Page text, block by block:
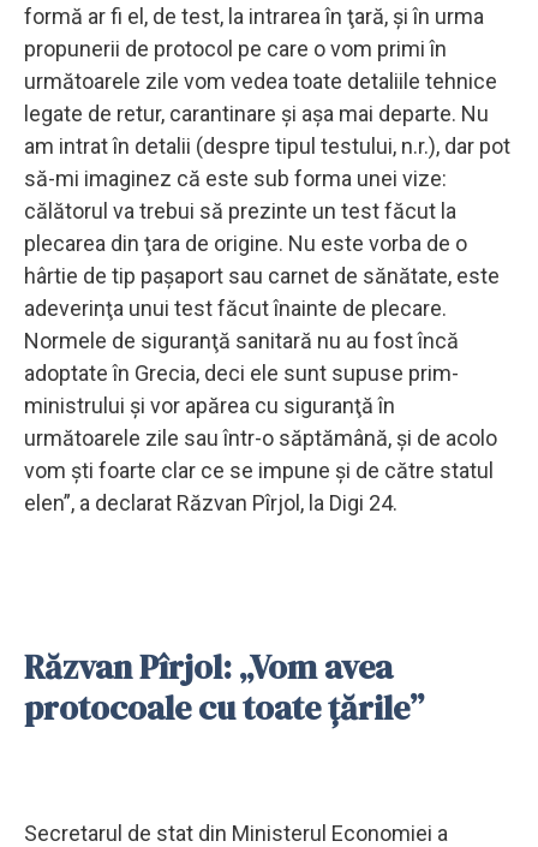
formă ar fi el, de test, la intrarea în ţară, şi în urma
propunerii de protocol pe care o vom primi în
următoarele zile vom vedea toate detaliile tehnice
legate de retur, carantinare şi aşa mai departe. Nu
am intrat în detalii (despre tipul testului, n.r.), dar pot
să-mi imaginez că este sub forma unei vize:
călătorul va trebui să prezinte un test făcut la
plecarea din ţara de origine. Nu este vorba de o
hârtie de tip paşaport sau carnet de sănătate, este
adeverinţa unui test făcut înainte de plecare.
Normele de siguranţă sanitară nu au fost încă
adoptate în Grecia, deci ele sunt supuse prim-
ministrului şi vor apărea cu siguranţă în
următoarele zile sau într-o săptămână, şi de acolo
vom şti foarte clar ce se impune şi de către statul
elen”, a declarat Răzvan Pîrjol, la Digi 24.
Răzvan Pîrjol: „Vom avea
protocoale cu toate ţările”
Secretarul de stat din Ministerul Economiei a